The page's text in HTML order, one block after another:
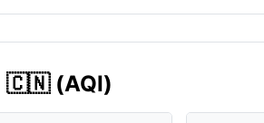
🇨🇳 (AQI)